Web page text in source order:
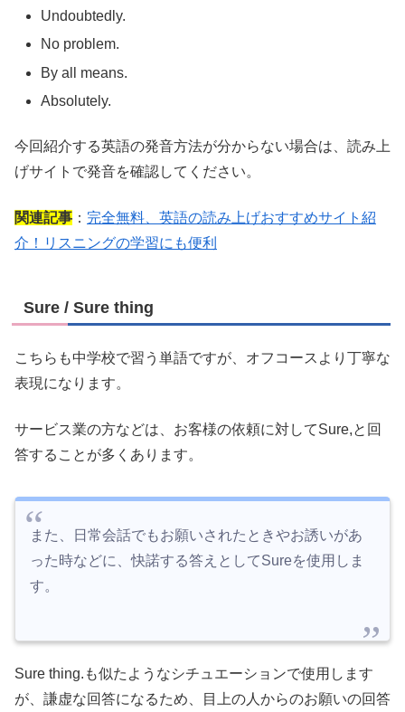
Undoubtedly.
No problem.
By all means.
Absolutely.
今回紹介する英語の発音方法が分からない場合は、読み上
げサイトで発音を確認してください。
関連記事 ： 完全無料、英語の読み上げおすすめサイト紹
介！リスニングの学習にも便利
Sure / Sure thing
こちらも中学校で習う単語ですが、オフコースより丁寧な
表現になります。
サービス業の方などは、お客様の依頼に対してSure,と回
答することが多くあります。
また、日常会話でもお願いされたときやお誘いがあ
った時などに、快諾する答えとしてSureを使用しま
す。
Sure thing.も似たようなシチュエーションで使用します
が、謙虚な回答になるため、目上の人からのお願いの回答